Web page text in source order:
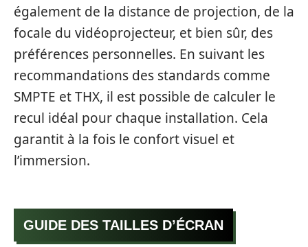
également de la distance de projection, de la
focale du vidéoprojecteur, et bien sûr, des
préférences personnelles. En suivant les
recommandations des standards comme
SMPTE et THX, il est possible de calculer le
recul idéal pour chaque installation. Cela
garantit à la fois le confort visuel et
l’immersion.
GUIDE DES TAILLES D’ÉCRAN